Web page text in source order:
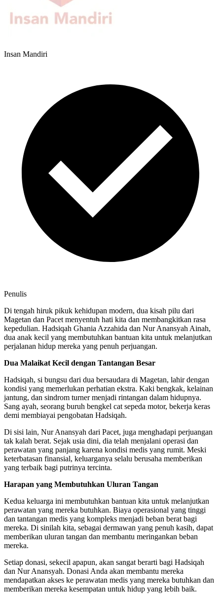
Insan Mandiri
Penulis
Di tengah hiruk pikuk kehidupan modern, dua kisah pilu dari
Magetan dan Pacet menyentuh hati kita dan membangkitkan rasa
kepedulian. Hadsiqah Ghania Azzahida dan Nur Anansyah Ainah,
dua anak kecil yang membutuhkan bantuan kita untuk melanjutkan
perjalanan hidup mereka yang penuh perjuangan.
Dua Malaikat Kecil dengan Tantangan Besar
Hadsiqah, si bungsu dari dua bersaudara di Magetan, lahir dengan
kondisi yang memerlukan perhatian ekstra. Kaki bengkak, kelainan
jantung, dan sindrom turner menjadi rintangan dalam hidupnya.
Sang ayah, seorang buruh bengkel cat sepeda motor, bekerja keras
demi membiayai pengobatan Hadsiqah.
Di sisi lain, Nur Anansyah dari Pacet, juga menghadapi perjuangan
tak kalah berat. Sejak usia dini, dia telah menjalani operasi dan
perawatan yang panjang karena kondisi medis yang rumit. Meski
keterbatasan finansial, keluarganya selalu berusaha memberikan
yang terbaik bagi putrinya tercinta.
Harapan yang Membutuhkan Uluran Tangan
Kedua keluarga ini membutuhkan bantuan kita untuk melanjutkan
perawatan yang mereka butuhkan. Biaya operasional yang tinggi
dan tantangan medis yang kompleks menjadi beban berat bagi
mereka. Di sinilah kita, sebagai dermawan yang penuh kasih, dapat
memberikan uluran tangan dan membantu meringankan beban
mereka.
Setiap donasi, sekecil apapun, akan sangat berarti bagi Hadsiqah
dan Nur Anansyah. Donasi Anda akan membantu mereka
mendapatkan akses ke perawatan medis yang mereka butuhkan dan
memberikan mereka kesempatan untuk hidup yang lebih baik.